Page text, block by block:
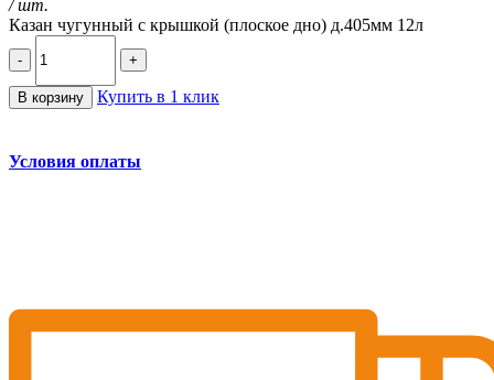
/ шт.
Казан чугунный с крышкой (плоское дно) д.405мм 12л
- +
В корзину Купить в 1 клик
Условия оплаты